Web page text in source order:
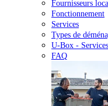
Fournisseurs
Fonctionnement
Services
Types de
U-Box - Services
FAQ